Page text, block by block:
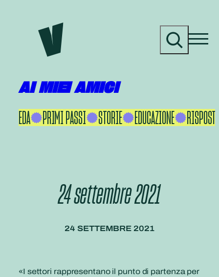
contenuto
r
AI MIEI AMICI
IKEDA PRIMI PASSI STORIE EDUCAZIONE
24 settembre 2021
24 SETTEMBRE 2021
«‌I settori rappresentano il punto di partenza per